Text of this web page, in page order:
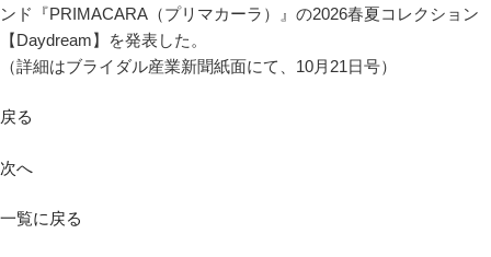
ンド『PRIMACARA（プリマカーラ）』の2026春夏コレクション
【Daydream】を発表した。
（詳細はブライダル産業新聞紙面にて、10月21日号）
戻る
次へ
一覧に戻る